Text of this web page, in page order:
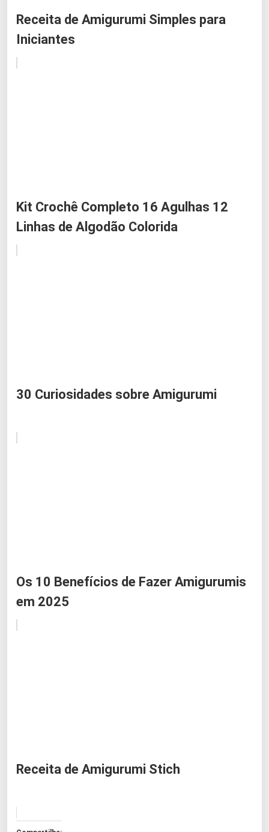
Receita de Amigurumi Simples para
Iniciantes
Kit Crochê Completo 16 Agulhas 12
Linhas de Algodão Colorida
30 Curiosidades sobre Amigurumi
Os 10 Benefícios de Fazer Amigurumis
em 2025
Receita de Amigurumi Stich